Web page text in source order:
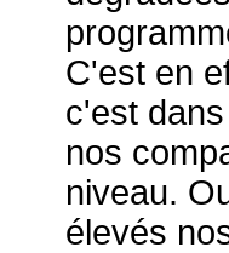
C'est en
c'est
nos
niveau.
élevés